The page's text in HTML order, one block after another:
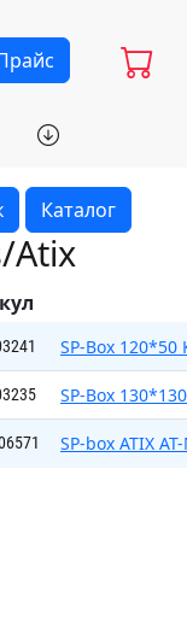
Каталог
Atix
SP-Box
SP-Box
SP-box ATIX